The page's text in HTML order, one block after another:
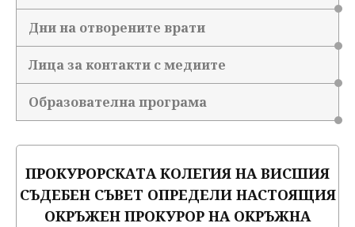
Дни на отворените врати
Лица за контакти с медиите
Образователна програма
ПРОКУРОРСКАТА КОЛЕГИЯ НА ВИСШИЯ
СЪДЕБЕН СЪВЕТ ОПРЕДЕЛИ НАСТОЯЩИЯ
ОКРЪЖЕН ПРОКУРОР НА ОКРЪЖНА